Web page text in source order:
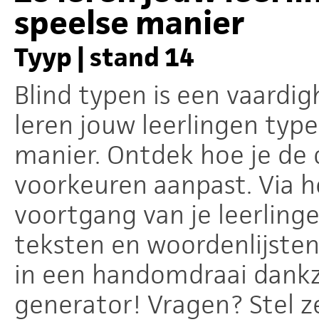
speelse manier
Tyyp | stand 14
Blind typen is een
leren jouw leerlingen
manier. Ontdek hoe je de
voorkeuren aanpast. Via
voortgang van je
teksten en
in een handomdraai
generator! Vragen? Stel